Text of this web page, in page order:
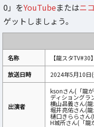
0」をYouTubeまたはニ
ゲットしましょう。
名称
【龍スタ
放送日時
2024年5月10日
出演者
ksonさん(「龍
ディショングラ
横山昌義さん(
堀井亮佑さん(
樋口きららさん
H城所さん(「龍